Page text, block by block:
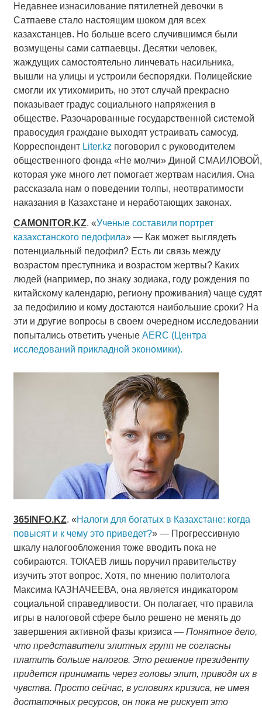
Недавнее изнасилование пятилетней девочки в
Сатпаеве стало настоящим шоком для всех
казахстанцев. Но больше всего случившимся были
возмущены сами сатпаевцы. Десятки человек,
жаждущих самостоятельно линчевать насильника,
вышли на улицы и устроили беспорядки. Полицейские
смогли их утихомирить, но этот случай прекрасно
показывает градус социального напряжения в
обществе. Разочарованные государственной системой
правосудия граждане выходят устраивать самосуд.
Корреспондент Liter.kz поговорил с руководителем
общественного фонда «Не молчи» Диной СМАИЛОВОЙ,
которая уже много лет помогает жертвам насилия. Она
рассказала нам о поведении толпы, неотвратимости
наказания в Казахстане и неработающих законах.
CAMONITOR.KZ. «Ученые составили портрет
казахстанского педофила» — Как может выглядеть
потенциальный педофил? Есть ли связь между
возрастом преступника и возрастом жертвы? Каких
людей (например, по знаку зодиака, году рождения по
китайскому календарю, региону проживания) чаще судят
за педофилию и кому достаются наибольшие сроки? На
эти и другие вопросы в своем очередном исследовании
попытались ответить ученые AERC (Центра
исследований прикладной экономики).
365INFO.KZ. «Налоги для богатых в Казахстане: когда
повысят и к чему это приведет?» — Прогрессивную
шкалу налогообложения тоже вводить пока не
собираются. ТОКАЕВ лишь поручил правительству
изучить этот вопрос. Хотя, по мнению политолога
Максима КАЗНАЧЕЕВА, она является индикатором
социальной справедливости. Он полагает, что правила
игры в налоговой сфере было решено не менять до
завершения активной фазы кризиса — Понятное дело,
что представители элитных групп не согласны
платить больше налогов. Это решение президенту
придется принимать через головы элит, приводя их в
чувства. Просто сейчас, в условиях кризиса, не имея
достаточных ресурсов, он пока не рискует это